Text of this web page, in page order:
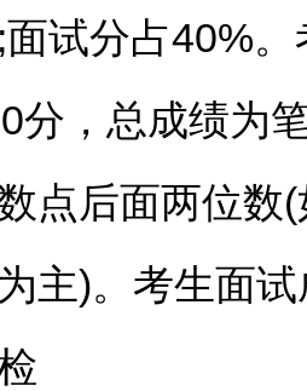
试分占40%
分，总成绩为
点后面两位数
主)。考生面